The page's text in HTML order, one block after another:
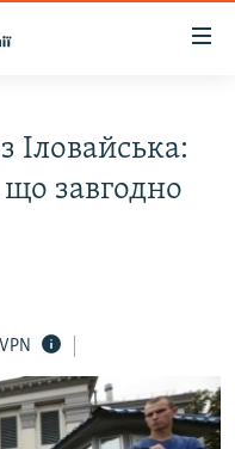
Іловайська:
завгодно